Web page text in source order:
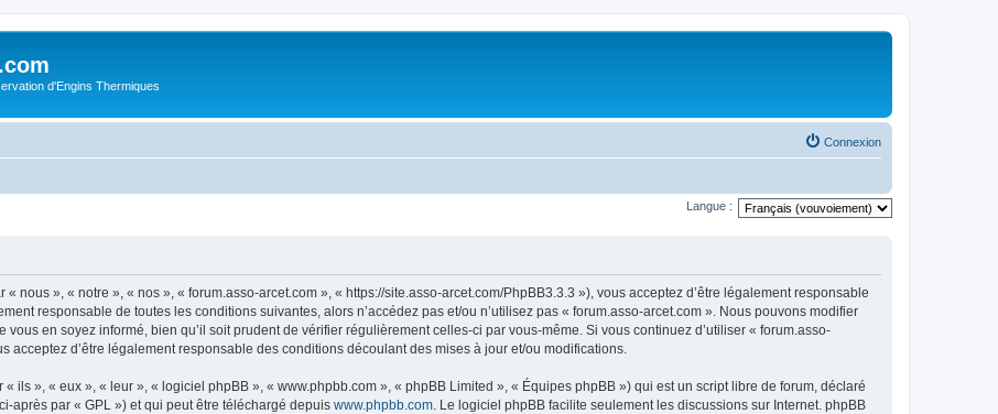
d'Engins Thermiques
Connexion
Langue :
nous », « notre », « nos », « forum.asso-arcet.com », « https://site.asso-arcet.com/PhpBB3.3.3 »), vous acceptez d’être légalement responsable
responsable de toutes les conditions suivantes, alors n’accédez pas et/ou n’utilisez pas « forum.asso-arcet.com ». Nous pouvons modifier
en soyez informé, bien qu’il soit prudent de vérifier régulièrement celles-ci par vous-même. Si vous continuez d’utiliser « forum.asso-
acceptez d’être légalement responsable des conditions découlant des mises à jour et/ou modifications.
ils », « eux », « leur », « logiciel phpBB », « www.phpbb.com », « phpBB Limited », « Équipes phpBB ») qui est un script libre de forum, déclaré
après par « GPL ») et qui peut être téléchargé depuis www.phpbb.com. Le logiciel phpBB facilite seulement les discussions sur Internet. phpBB